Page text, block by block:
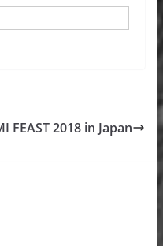
FEAST 2018 in Japan